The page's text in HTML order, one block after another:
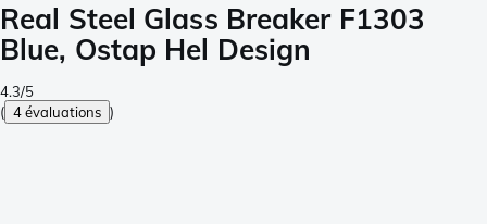
Real Steel Glass Breaker F1303
Blue, Ostap Hel Design
4.3/5
( 4 évaluations )